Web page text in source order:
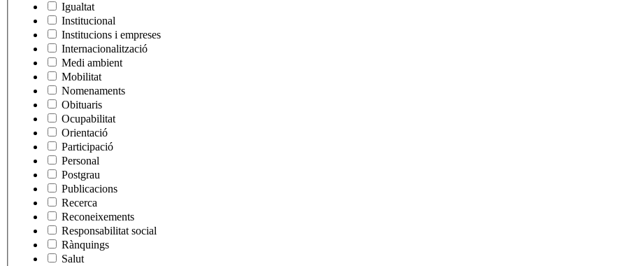
Igualtat
Institucional
Institucions i empreses
Internacionalització
Medi ambient
Mobilitat
Nomenaments
Obituaris
Ocupabilitat
Orientació
Participació
Personal
Postgrau
Publicacions
Recerca
Reconeixements
Responsabilitat social
Rànquings
Salut